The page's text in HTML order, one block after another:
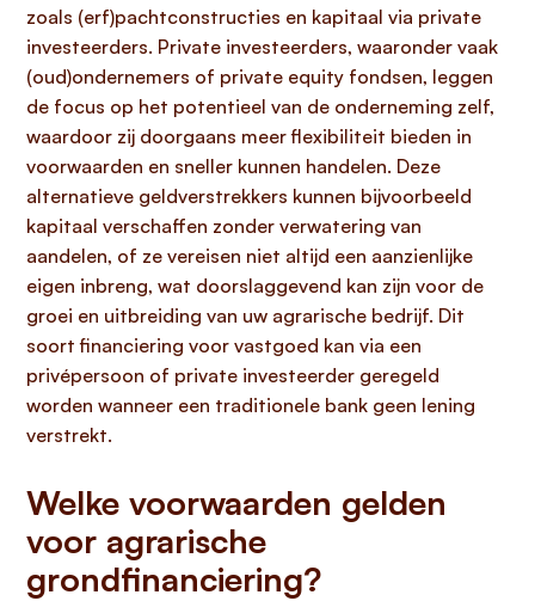
zoals (erf)pachtconstructies en kapitaal via private
investeerders. Private investeerders, waaronder vaak
(oud)ondernemers of private equity fondsen, leggen
de focus op het potentieel van de onderneming zelf,
waardoor zij doorgaans meer flexibiliteit bieden in
voorwaarden en sneller kunnen handelen. Deze
alternatieve geldverstrekkers kunnen bijvoorbeeld
kapitaal verschaffen zonder verwatering van
aandelen, of ze vereisen niet altijd een aanzienlijke
eigen inbreng, wat doorslaggevend kan zijn voor de
groei en uitbreiding van uw agrarische bedrijf. Dit
soort financiering voor vastgoed kan via een
privépersoon of private investeerder geregeld
worden wanneer een traditionele bank geen lening
verstrekt.
Welke voorwaarden gelden
voor agrarische
grondfinanciering?